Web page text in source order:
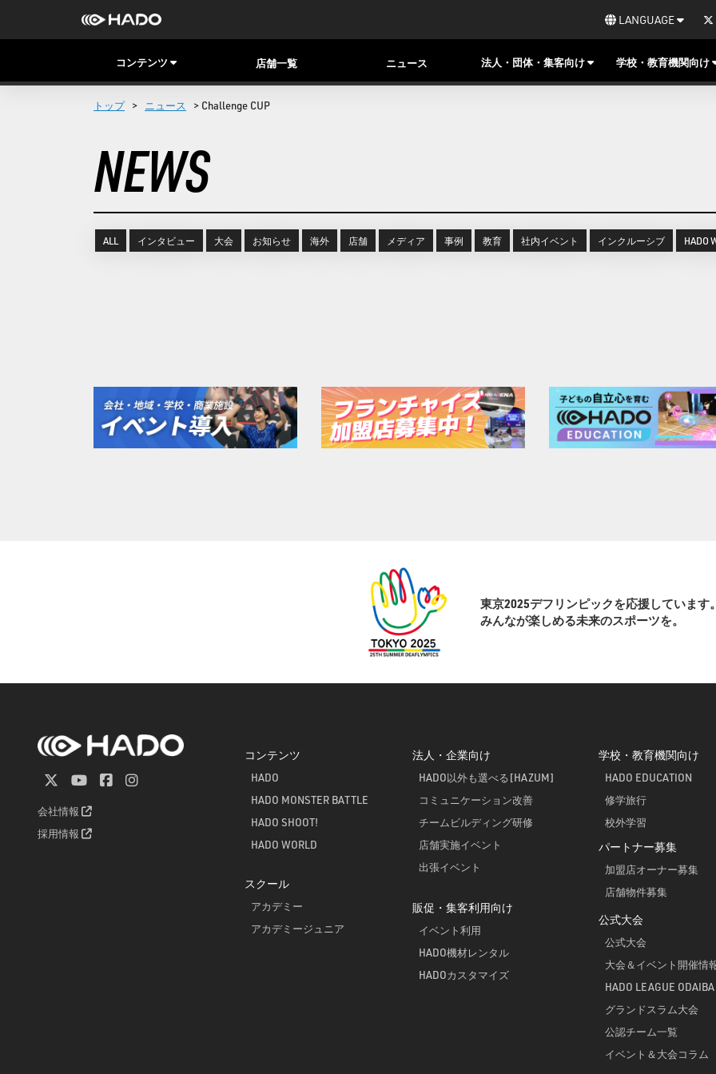
LANGUAGE
コンテンツ 店舗一覧 ニュース 法人・団体・集客向け 学校・教育機関向け
トップ > ニュース > Challenge CUP
NEWS
ALL インタビュー 大会 お知らせ 海外 店舗 メディア 事例 教育 社内イベント インクルーシブ HADO
東京2025デフリンピックを応援しています
みんなが楽しめる未来のスポーツを。
会社情報
採用情報
コンテンツ
HADO
HADO MONSTER BATTLE
HADO SHOOT!
HADO WORLD
スクール
アカデミー
アカデミージュニア
法人・企業向け
HADO以外も選べる[HAZUM]
コミュニケーション改善
チームビルディング研修
店舗実施イベント
出張イベント
販促・集客利用向け
イベント利用
HADO機材レンタル
HADOカスタマイズ
学校・教育機関向け
HADO EDUCATION
修学旅行
校外学習
パートナー募集
加盟店オーナー募集
店舗物件募集
公式大会
公式大会
大会＆イベント開催情
HADO LEAGUE ODAIBA
グランドスラム大会
公認チーム一覧
イベント＆大会コラム